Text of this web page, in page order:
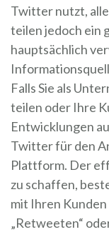
Twitter nutzt,
teilen jedoch ein
hauptsächlich
Falls Sie als
teilen oder Ihre
Entwicklungen
Twitter für den
Plattform. Der
zu schaffen,
mit Ihren
„Retweeten“